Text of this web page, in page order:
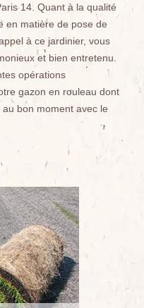
14. Quant à la qualité
en matière de pose de
à ce jardinier, vous
et bien entretenu.
opérations
gazon en rouleau dont
au bon moment avec le